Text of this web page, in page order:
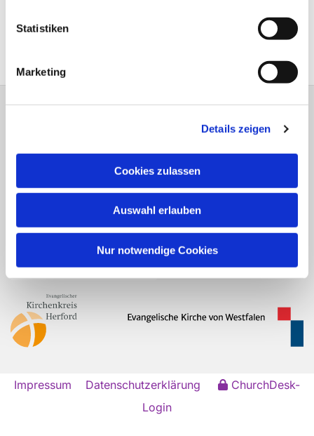
Statistiken
Marketing
Details zeigen
Cookies zulassen
Auswahl erlauben
Nur notwendige Cookies
Ev.-Luth. Kirchengemeinde Stift Quernheim
hf-kg-quernheim@kk-ekvw.de
Montag: 8:00 - 12:00 Uhr
Donnerstag: 14:00 - 18:00 Uhr
Freitag: 8:00 - 12:00 Uhr
Kontaktliste
Impressum Datenschutzerklärung
ChurchDesk-
Login